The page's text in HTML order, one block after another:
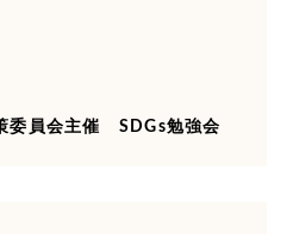
委員会主催 SDGs勉強会